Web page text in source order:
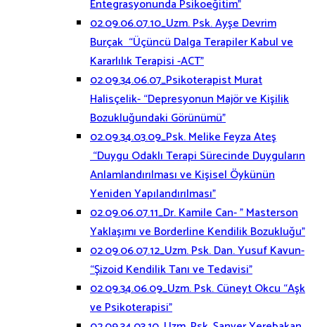
Entegrasyonunda Psikoeğitim”
02.09.06.07.10_Uzm. Psk. Ayşe Devrim
Burçak “Üçüncü Dalga Terapiler Kabul ve
Kararlılık Terapisi -ACT”
02.09.34.06.07_Psikoterapist Murat
Halisçelik- “Depresyonun Majör ve Kişilik
Bozukluğundaki Görünümü”
02.09.34.03.09_Psk. Melike Feyza Ateş
“Duygu Odaklı Terapi Sürecinde Duyguların
Anlamlandırılması ve Kişisel Öykünün
Yeniden Yapılandırılması”
02.09.06.07.11_Dr. Kamile Can- ” Masterson
Yaklaşımı ve Borderline Kendilik Bozukluğu”
02.09.06.07.12_Uzm. Psk. Dan. Yusuf Kavun-
“Şizoid Kendilik Tanı ve Tedavisi”
02.09.34.06.09_Uzm. Psk. Cüneyt Okcu “Aşk
ve Psikoterapisi”